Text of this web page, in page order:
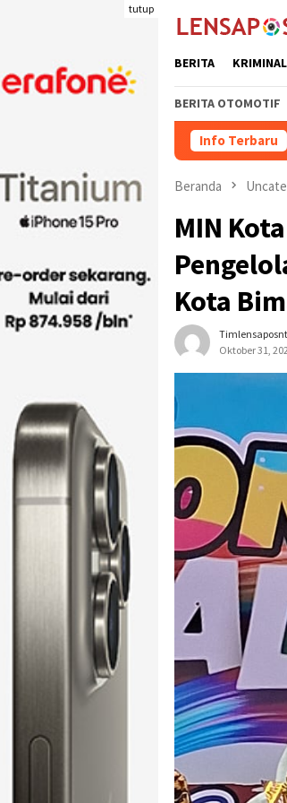
tutup
BERITA KRIMINAL
BERITA OTOMOTIF
Info Terbaru
Beranda
MIN
Kota
Oktober 31,